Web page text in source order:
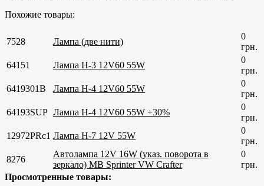
Похожие товары:
7528 Лампа (две нити)
0
грн.
64151
Лампа H-3 12V60 55W
0
грн.
6419301B
Лампа H-4 12V60 55W
0
грн.
64193SUP Лампа H-4 12V60 55W +30%
0
грн.
12972PRс1 Лампа H-7 12V 55W
0
грн.
8276
Автолампа 12V 16W (указ. поворота в
зеркало) MB Sprinter VW Crafter
0
грн.
Просмотренные товары: